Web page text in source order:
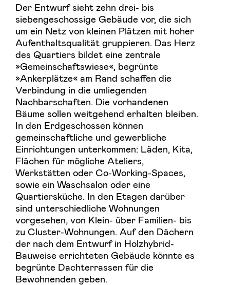
Der Entwurf sieht zehn drei- bis
siebengeschossige Gebäude vor, die sich
um ein Netz von kleinen Plätzen mit hoher
Aufenthaltsqualität gruppieren. Das Herz
des Quartiers bildet eine zentrale
»Gemeinschaftswiese«, begrünte
»Ankerplätze« am Rand schaffen die
Verbindung in die umliegenden
Nachbarschaften. Die vorhandenen
Bäume sollen weitgehend erhalten bleiben.
In den Erdgeschossen können
gemeinschaftliche und gewerbliche
Einrichtungen unterkommen: Läden, Kita,
Flächen für mögliche Ateliers,
Werkstätten oder Co-Working-Spaces,
sowie ein Waschsalon oder eine
Quartiersküche. In den Etagen darüber
sind unterschiedliche Wohnungen
vorgesehen, von Klein- über Familien- bis
zu Cluster-Wohnungen. Auf den Dächern
der nach dem Entwurf in Holzhybrid-
Bauweise errichteten Gebäude könnte es
begrünte Dachterrassen für die
Bewohnenden geben.